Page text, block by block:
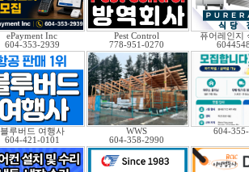
ePayment Inc
604-353-2939
Pest Control
778-951-0270
퓨어레인지
블루버드 여행사
604-421-0101
WWS
604-358-2990
604-